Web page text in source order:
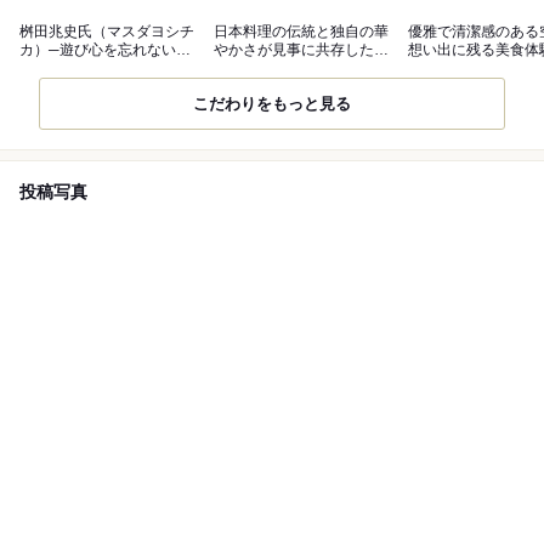
桝田兆史氏（マスダヨシチ
カ）─遊び心を忘れない日
日本料理の伝統と独自の華
やかさが見事に共存した懐
優雅で清潔感のある
想い出に残る美食体
こだわりをもっと見る
投稿写真